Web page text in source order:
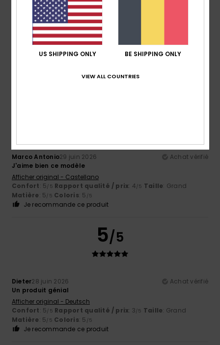
Morgane2 juillet 2026
Achat vérifié
Rien à dire
Je recommande ce produit
Marco Antonio29 juin 2026
Achat vérifié
J'aime bien ce modèle
Afficher original - Castellano
Confort: 5/5 Rapport qualité / prix: 4/5 Taille: Grand
Matière: 5/5 Coloris: 5 /5
Je recommande ce produit
5/5
Dieter28 juin 2026
Achat vérifié
Un produit génial
Afficher original - Deutsch
Confort: 5/5 Rapport qualité / prix: 3/5 Taille: Grand
Matière: 5/5 Coloris: 5 /5
Je recommande ce produit
US SHIPPING ONLY BE SHIPPING ONLY
VIEW ALL COUNTRIES